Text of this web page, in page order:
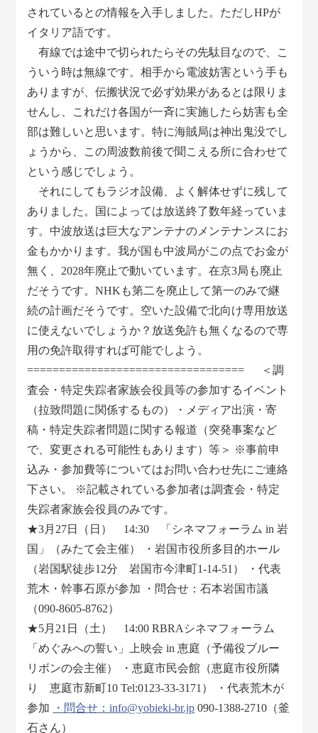
されているとの情報を入手しました。ただしHPが
イタリア語です。
有線では途中で切られたらその先駄目なので、こ
ういう時は無線です。相手から電波妨害という手も
ありますが、伝搬状況で必ず効果があるとは限りま
せんし、これだけ各国が一斉に実施したら妨害も全
部は難しいと思います。特に海賊局は神出鬼没でし
ょうから、この周波数前後で聞こえる所に合わせて
という感じでしょう。
それにしてもラジオ設備、よく解体せずに残して
ありました。国によっては放送終了数年経っていま
す。中波放送は巨大なアンテナのメンテナンスにお
金もかかります。我が国も中波局がこの点でお金が
無く、2028年廃止で動いています。在京3局も廃止
だそうです。NHKも第二を廃止して第一のみで継
続の計画だそうです。空いた設備で北向け専用放送
に使えないでしょうか？放送免許も無くなるので専
用の免許取得すれば可能でしよう。
================================== ＜調
査会・特定失踪者家族会役員等の参加するイベント
（拉致問題に関係するもの）・メディア出演・寄
稿・特定失踪者問題に関する報道（突発事案など
で、変更される可能性もあります）等＞ ※事前申
込み・参加費等についてはお問い合わせ先にご連絡
下さい。 ※記載されている参加者は調査会・特定
失踪者家族会役員のみです。
★3月27日（日） 14:30 「シネマフォーラム in 岩
国」（みたて会主催） ・岩国市役所多目的ホール
（岩国駅徒歩12分 岩国市今津町1-14-51） ・代表
荒木・幹事石原が参加 ・問合せ：石本岩国市議
（090-8605-8762）
★5月21日（土） 14:00 RBRAシネマフォーラム
「めぐみへの誓い」上映会 in 恵庭（予備役ブルー
リボンの会主催） ・恵庭市民会館（恵庭市役所隣
り 恵庭市新町10 Tel:0123-33-3171） ・代表荒木が
参加
・問合せ：info@yobieki-br.jp 090-1388-2710（釜
石さん）